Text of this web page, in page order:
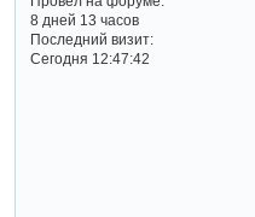
8 дней 13 часов
Последний визит:
Сегодня 12:47:42